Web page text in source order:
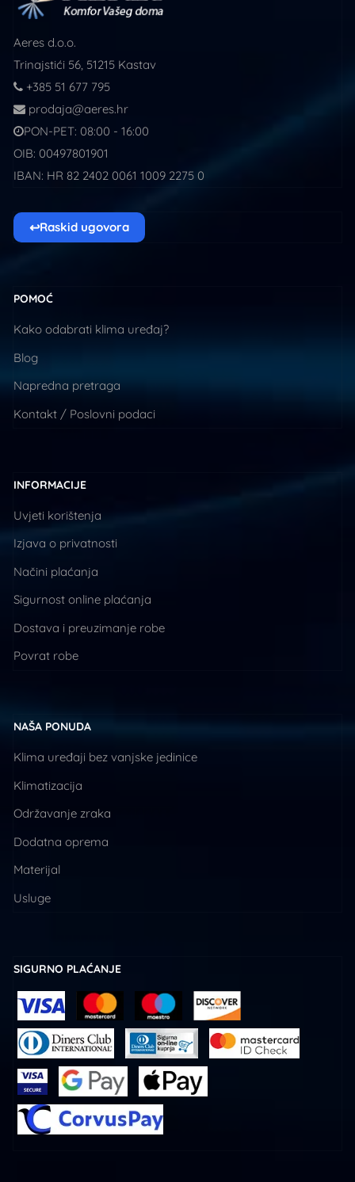
Aeres d.o.o.
Trinajstići 56, 51215 Kastav
+385 51 677 795
prodaja@aeres.hr
PON-PET: 08:00 - 16:00
OIB: 00497801901
IBAN: HR 82 2402 0061 1009 2275 0
↩Raskid ugovora
POMOĆ
Kako odabrati klima uređaj?
Blog
Napredna pretraga
Kontakt / Poslovni podaci
INFORMACIJE
Uvjeti korištenja
Izjava o privatnosti
Načini plaćanja
Sigurnost online plaćanja
Dostava i preuzimanje robe
Povrat robe
NAŠA PONUDA
Klima uređaji bez vanjske jedinice
Klimatizacija
Održavanje zraka
Dodatna oprema
Materijal
Usluge
SIGURNO PLAĆANJE